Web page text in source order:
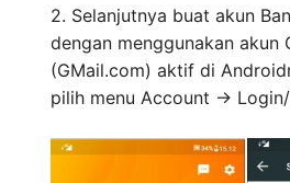
2. Selanjutnya buat akun
dengan menggunakan akun
(GMail.com) aktif di
pilih menu Account ->